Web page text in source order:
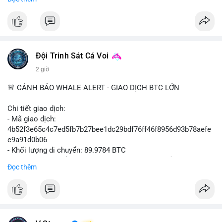
#binancesquare
$btc
📰 Nguồn: Cointelegraph
Đội Trinh Sát Cá Voi
2 giờ
🚨 CẢNH BÁO WHALE ALERT - GIAO DỊCH BTC LỚN
Chi tiết giao dịch:
- Mã giao dịch:
4b52f3e65c4c7ed5fb7b27bee1dc29bdf76ff46f8956d93b78aefe
e9a91d0b06
- Khối lượng di chuyển: 89.9784 BTC
USD)
Đọc thêm